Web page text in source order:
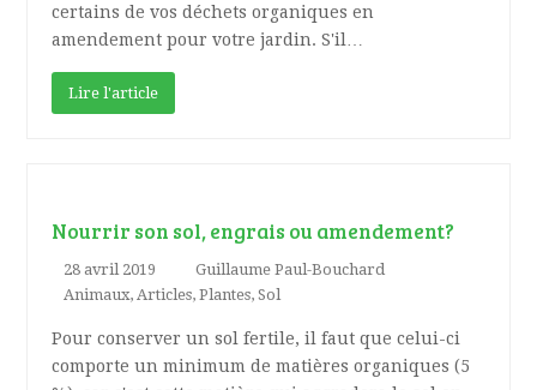
certains de vos déchets organiques en
amendement pour votre jardin. S'il…
Lire l'article
Nourrir son sol, engrais ou amendement?
28 avril 2019
Guillaume Paul-Bouchard
Animaux,Articles,Plantes,Sol
Pour conserver un sol fertile, il faut que celui-ci
comporte un minimum de matières organiques (5